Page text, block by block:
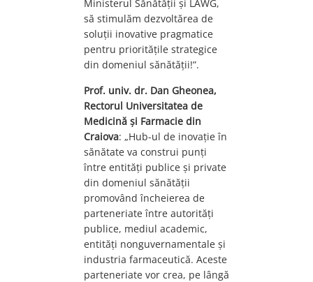
Ministerul Sănătății și LAWG,
să stimulăm dezvoltărea de
soluții inovative pragmatice
pentru prioritățile strategice
din domeniul sănătății!”.
Prof. univ. dr. Dan Gheonea,
Rectorul Universitatea de
Medicină și Farmacie din
Craiova: „Hub-ul de inovație în
sănătate va construi punți
între entităţi publice şi private
din domeniul sănătății
promovând încheierea de
parteneriate între autorităţi
publice, mediul academic,
entităţi nonguvernamentale şi
industria farmaceutică. Aceste
parteneriate vor crea, pe lângă